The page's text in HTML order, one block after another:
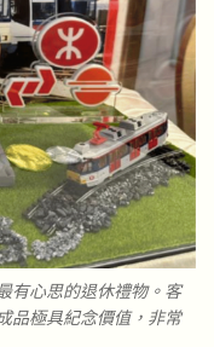
有心思的退休禮物。客
品極具紀念價值，非常